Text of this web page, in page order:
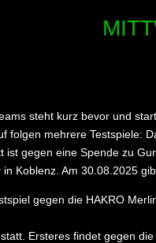
steht kurz bevor und
folgen mehrere Testspiele:
gegen eine Spende zu
Koblenz. Am 30.08.2025
gegen die HAKRO
Ersteres findet gegen